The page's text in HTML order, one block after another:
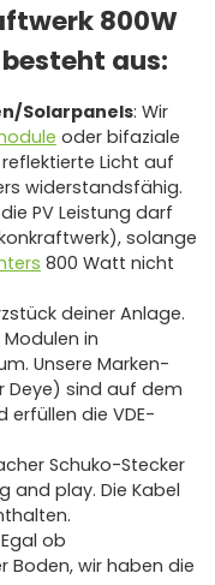
800W
aus:
Solarpanels: Wir
oder bifaziale
Licht auf
widerstandsfähig.
PV Leistung darf
solange
800 Watt nicht
deiner Anlage.
in
Unsere Marken-
Deye) sind auf dem
erfüllen die VDE-
Schuko-Stecker
and play. Die Kabel
ob
Boden, wir haben die